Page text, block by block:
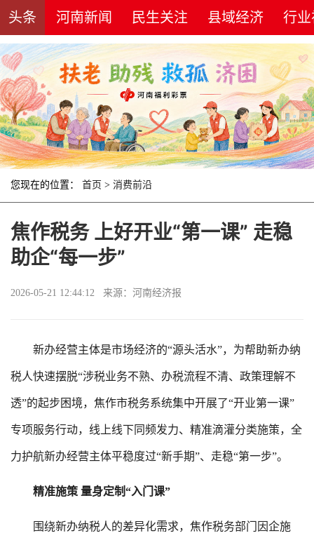
头条 河南新闻 民生关注 县域经济 行
您现在的位置： 首页 > 消费前沿
焦作税务 上好开业“第一课” 走稳
助企“每一步”
2026-05-21 12:44:12 来源：河南经济报
新办经营主体是市场经济的“源头活水”，为帮助新办纳
税人快速摆脱“涉税业务不熟、办税流程不清、政策理解不
透”的起步困境，焦作市税务系统集中开展了“开业第一课”
专项服务行动，线上线下同频发力、精准滴灌分类施策，全
力护航新办经营主体平稳度过“新手期”、走稳“第一步”。
精准施策 量身定制“入门课”
围绕新办纳税人的差异化需求，焦作税务部门因企施